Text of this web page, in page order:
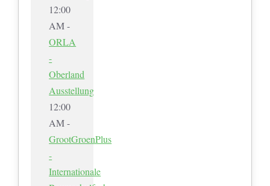
12:00
AM -
ORLA
-
Oberland
Ausstellung
12:00
AM -
GrootGroenPlus
-
Internationale